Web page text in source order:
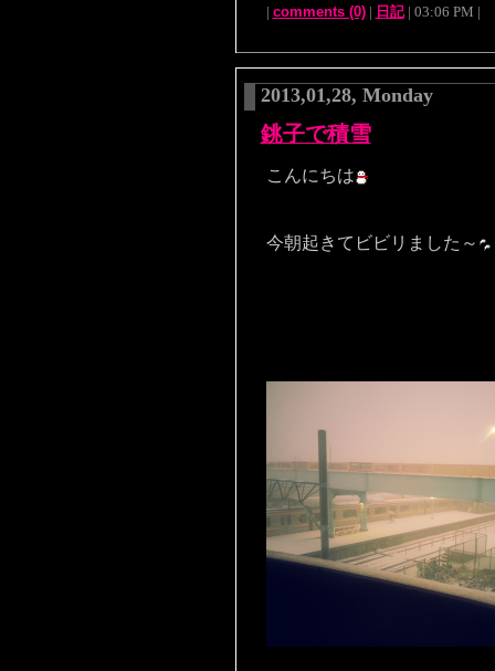
| comments (0)| 日記| 03:06 PM |
2013,01,28, Monday
銚子で積雪
こんにちは
今朝起きてビビリました～